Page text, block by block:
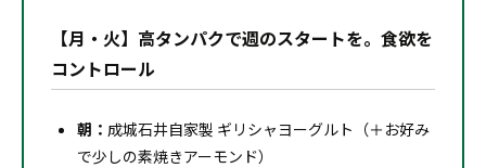
【月・火】高タンパクで週のスタートを。食欲を
コントロール
朝： 成城石井自家製 ギリシャヨーグルト（＋お好み
で少しの素焼きアーモンド）